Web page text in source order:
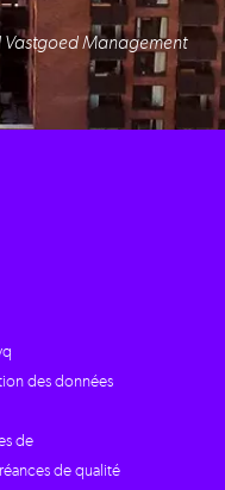
Vastgoed Management
des données
de
de qualité